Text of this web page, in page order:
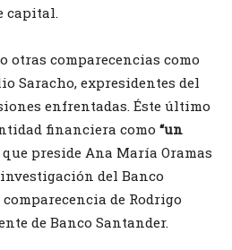
capital.
otras comparecencias como
Saracho, expresidentes del
enfrentadas. Éste último
financiera como “un
preside Ana María Oramas
del Banco
de Rodrigo
de Banco Santander.